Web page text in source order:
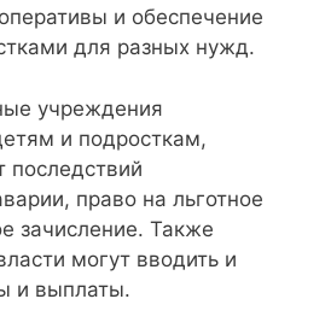
и обеспечение
для разных нужд.
учреждения
и подросткам,
последствий
право на льготное
зачисление. Также
могут вводить и
и выплаты.